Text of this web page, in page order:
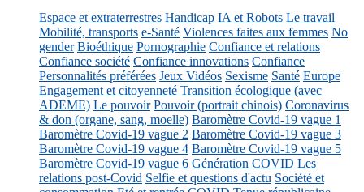
Espace et extraterrestres Handicap IA et Robots Le travail
Mobilité, transports e-Santé Violences faites aux femmes No
gender Bioéthique Pornographie Confiance et relations
Confiance société Confiance innovations Confiance
Personnalités préférées Jeux Vidéos Sexisme Santé Europe
Engagement et citoyenneté Transition écologique (avec
ADEME) Le pouvoir Pouvoir (portrait chinois) Coronavirus
& don (organe, sang, moelle) Baromètre Covid-19 vague 1
Baromètre Covid-19 vague 2 Baromètre Covid-19 vague 3
Baromètre Covid-19 vague 4 Baromètre Covid-19 vague 5
Baromètre Covid-19 vague 6 Génération COVID Les
relations post-Covid Selfie et questions d'actu Société et